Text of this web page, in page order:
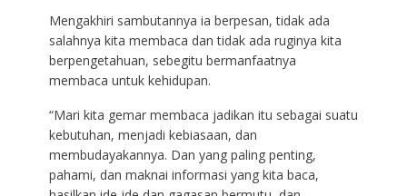
Mengakhiri sambutannya ia berpesan, tidak ada
salahnya kita membaca dan tidak ada ruginya kita
berpengetahuan, sebegitu bermanfaatnya
membaca untuk kehidupan.
“Mari kita gemar membaca jadikan itu sebagai suatu
kebutuhan, menjadi kebiasaan, dan
membudayakannya. Dan yang paling penting,
pahami, dan maknai informasi yang kita baca,